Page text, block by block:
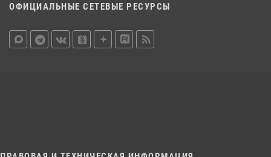
ОФИЦИАЛЬНЫЕ СЕТЕВЫЕ РЕСУРСЫ